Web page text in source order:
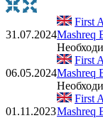
31.07.2024
First
Mashreq
06.05.2024
First
Mashreq
01.11.2023
First
Mashreq